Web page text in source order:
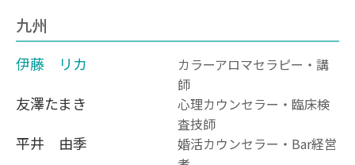
九州
伊藤 リカ
カラーアロマセラピー・講
師
友澤たまき
心理カウンセラー・臨床検
査技師
平井 由季
婚活カウンセラー・Bar経営